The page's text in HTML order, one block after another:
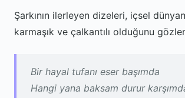
Şarkının ilerleyen dizeleri, içsel
karmaşık ve çalkantılı olduğunu
Bir hayal tufanı eser başımda
Hangi yana baksam durur